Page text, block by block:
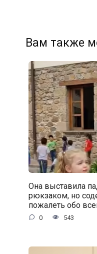
Вам также
Она выставила
рюкзаком, но
пожалеть обо
0 543